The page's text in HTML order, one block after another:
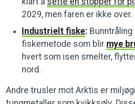
2029, men faren er ikke over.
Industrielt fiske:
fiskemetode som blir mye
hvert som isen smelter,
nord.
Andre trusler mot Arktis er